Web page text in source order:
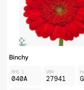
Binchy
RHS 1
040A
VBN
27941